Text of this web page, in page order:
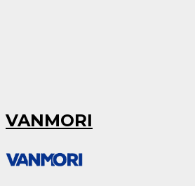
VANMORI